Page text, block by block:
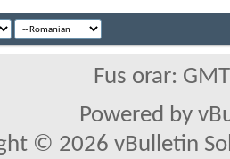
Fus orar:
Powered by
© 2026 vBulletin